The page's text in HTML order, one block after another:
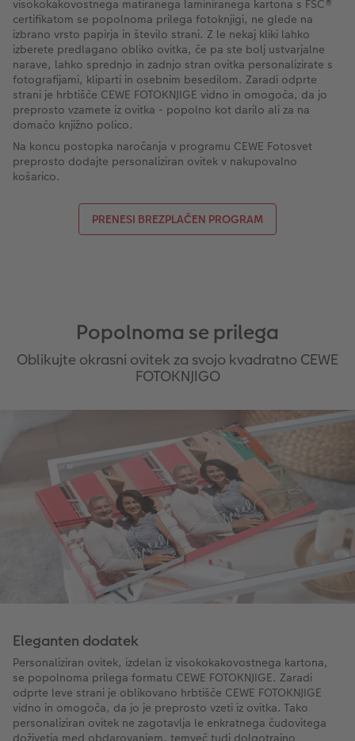
visokokakovostnega matiranega laminiranega kartona s FSC®
certifikatom se popolnoma prilega fotoknjigi, ne glede na
izbrano vrsto papirja in število strani. Z le nekaj kliki lahko
izberete predlagano obliko ovitka, če pa ste bolj ustvarjalne
narave, lahko sprednjo in zadnjo stran ovitka personalizirate s
fotografijami, kliparti in osebnim besedilom. Zaradi odprte
strani je hrbtišče CEWE FOTOKNJIGE vidno in omogoča, da jo
preprosto vzamete iz ovitka - popolno kot darilo ali za na
domačo knjižno polico.
Na koncu postopka naročanja v programu CEWE Fotosvet
preprosto dodajte personaliziran ovitek v nakupovalno
košarico.
PRENESI BREZPLAČEN PROGRAM
Popolnoma se prilega
Oblikujte okrasni ovitek za svojo kvadratno CEWE
FOTOKNJIGO
Eleganten dodatek
Personaliziran ovitek, izdelan iz visokokakovostnega kartona,
se popolnoma prilega formatu CEWE FOTOKNJIGE. Zaradi
odprte leve strani je oblikovano hrbtišče CEWE FOTOKNJIGE
vidno in omogoča, da jo je preprosto vzeti iz ovitka. Tako
personaliziran ovitek ne zagotavlja le enkratnega čudovitega